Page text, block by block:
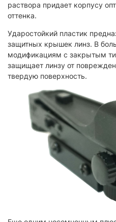
раствора придает корпусу
оттенка.
Ударостойкий пластик
защитных крышек линз. В
модификациям с закрытым
защищает линзу от
твердую поверхность.